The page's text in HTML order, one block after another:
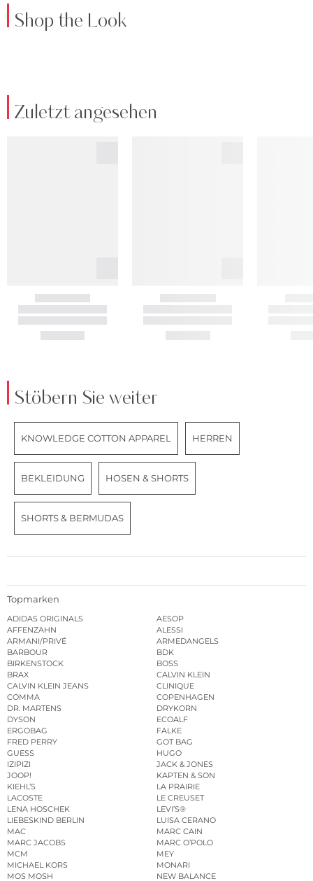
Shop the Look
Zuletzt angesehen
Stöbern Sie weiter
KNOWLEDGE COTTON APPAREL HERREN
BEKLEIDUNG HOSEN & SHORTS
SHORTS & BERMUDAS
Topmarken
ADIDAS ORIGINALS
AESOP
AFFENZAHN
ALESSI
ARMANI/PRIVÉ
ARMEDANGELS
BARBOUR
BDK
BIRKENSTOCK
BOSS
BRAX
CALVIN KLEIN
CALVIN KLEIN JEANS
CLINIQUE
COMMA
COPENHAGEN
DR. MARTENS
DRYKORN
DYSON
ECOALF
ERGOBAG
FALKE
FRED PERRY
GOT BAG
GUESS
HUGO
IZIPIZI
JACK & JONES
JOOP!
KAPTEN & SON
KIEHL’S
LA PRAIRIE
LACOSTE
LE CREUSET
LENA HOSCHEK
LEVI’S®
LIEBESKIND BERLIN
LUISA CERANO
MAC
MARC CAIN
MARC JACOBS
MARC O’POLO
MCM
MEY
MICHAEL KORS
MONARI
MOS MOSH
NEW BALANCE